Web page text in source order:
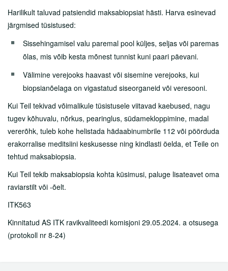
Harilikult taluvad patsiendid maksabiopsiat hästi. Harva esinevad
järgmised tüsistused:
Sissehingamisel valu paremal pool küljes, seljas või paremas
õlas, mis võib kesta mõnest tunnist kuni paari päevani.
Välimine verejooks haavast või sisemine verejooks, kui
biopsianõelaga on vigastatud siseorganeid või veresooni.
Kui Teil tekivad võimalikule tüsistusele viitavad kaebused, nagu
tugev kõhuvalu, nõrkus, pearinglus, südamekloppimine, madal
vererõhk, tuleb kohe helistada hädaabinumbrile 112 või pöörduda
erakorralise meditsiini keskusesse ning kindlasti öelda, et Teile on
tehtud maksabiopsia.
Kui Teil tekib maksabiopsia kohta küsimusi, paluge lisateavet oma
raviarstilt või -õelt.
ITK563
Kinnitatud AS ITK ravikvaliteedi komisjoni 29.05.2024. a otsusega
(protokoll nr 8-24)